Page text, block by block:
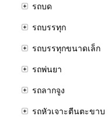
รถบด
รถบรรทุก
รถบรรทุกขนาดเล็ก
รถพ่นยา
รถลากจูง
รถหัวเจาะตีนตะขาบ